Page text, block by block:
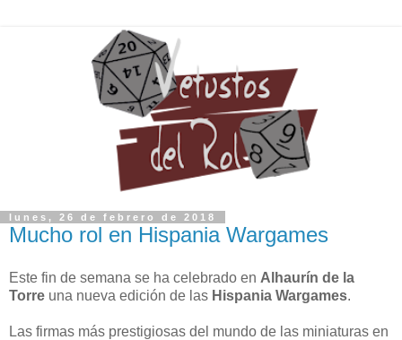
lunes, 26 de febrero de 2018
Mucho rol en Hispania Wargames
Este fin de semana se ha celebrado en Alhaurín de la
Torre una nueva edición de las Hispania Wargames.
Las firmas más prestigiosas del mundo de las miniaturas en